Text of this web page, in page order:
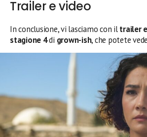
Trailer e video
In conclusione, vi lasciamo con iltrailer
stagione 4di grown-ish, che potete